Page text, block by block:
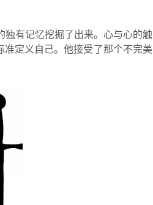
有记忆挖掘了出来。心与心的触
定义自己。他接受了那个不完美